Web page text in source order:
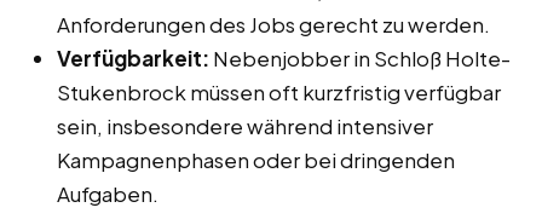
Anforderungen des Jobs gerecht zu werden.
Verfügbarkeit: Nebenjobber in Schloß Holte-
Stukenbrock müssen oft kurzfristig verfügbar
sein, insbesondere während intensiver
Kampagnenphasen oder bei dringenden
Aufgaben.